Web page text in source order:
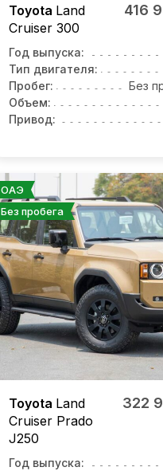
Toyota Land
Cruiser 300
416
Год выпуска:
Тип двигателя:
Пробег:
Без
Объем:
Привод:
ОАЭ
Без пробега
Toyota Land
Cruiser Prado
J250
322
Год выпуска: